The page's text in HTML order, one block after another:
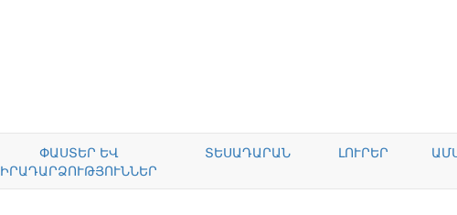
ՓԱՍՏԵՐ ԵՎ
ԻՐԱԴԱՐՁՈՒԹՅՈՒՆՆԵՐ
ՏԵՍԱԴԱՐԱՆ ԼՈՒՐԵՐ